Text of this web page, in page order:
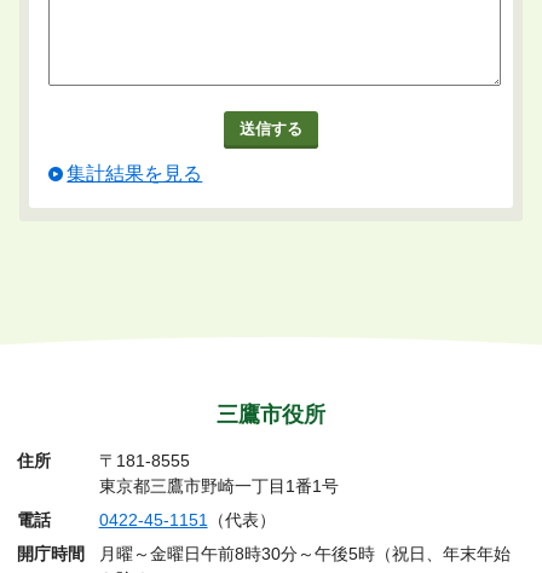
集計結果を見る
三鷹市役所
住所
〒181-8555
東京都三鷹市野崎一丁目1番1号
電話
0422-45-1151（代表）
開庁時間
月曜～金曜日午前8時30分～午後5時（祝日、年末年始